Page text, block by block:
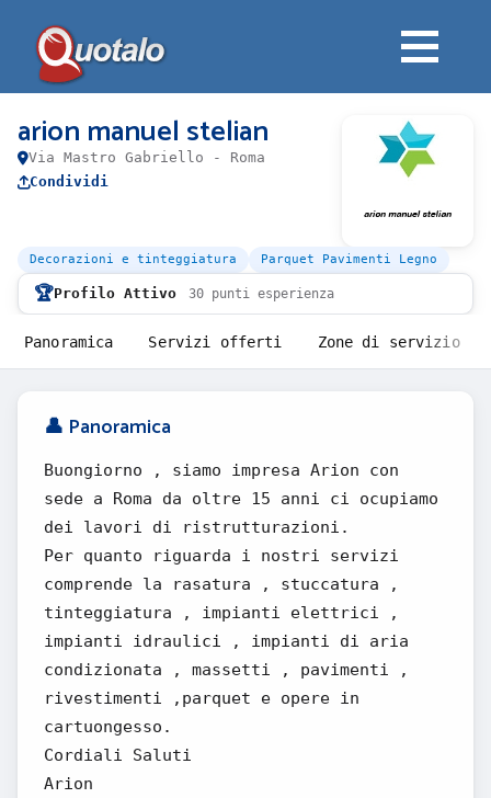
arion manuel stelian
Via Mastro Gabriello - Roma
Condividi
Decorazioni e tinteggiatura Parquet Pavimenti Legno
🏆Profilo Attivo 30 punti esperienza
Panoramica Servizi offerti Zone di servizio
👤 Panoramica
Buongiorno , siamo impresa Arion con
sede a Roma da oltre 15 anni ci ocupiamo
dei lavori di ristrutturazioni.
Per quanto riguarda i nostri servizi
comprende la rasatura , stuccatura ,
tinteggiatura , impianti elettrici ,
impianti idraulici , impianti di aria
condizionata , massetti , pavimenti ,
rivestimenti ,parquet e opere in
cartuongesso.
Cordiali Saluti
Arion